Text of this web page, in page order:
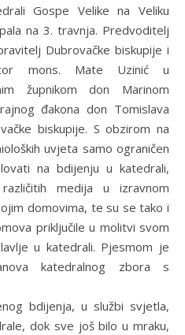
Gospe Velike na Veliku
na 3. travnja. Predvoditelj
Dubrovačke biskupije i
mons. Mate Uzinić u
župnikom don Marinom
đakona don Tomislava
biskupije. S obzirom na
uvjeta samo ograničen
na bdijenju u katedrali,
medija u izravnom
domovima, te su se tako i
priključile u molitvi svom
u katedrali. Pjesmom je
katedralnog zbora s
bdijenja, u službi svjetla,
dok sve još bilo u mraku,